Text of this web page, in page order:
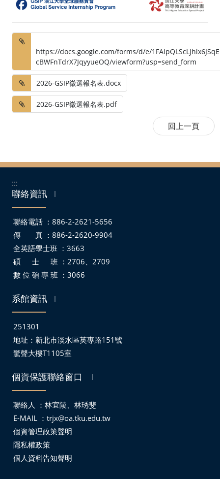
https://docs.google.com/forms/d/e/
cBWFnTdrX7JqyyueOQ/viewform?usp=send_form
2026-GSIP徵選報名表.docx
2026-GSIP徵選報名表.pdf
:::
聯絡資訊 ｜
聯絡電話 ：886-2-2621-5656
傳 真 ：886-2-2620-9904
全英語學士班 ：3663
碩 士 班 ：2706、2709
數 位 碩 專 班 ：3066
系館資訊 ｜
251301
地址： 新北市淡水區英專路151號
驚聲大樓T1105室
個資保護聯絡窗口 ｜
聯絡人 ：林宜陵、林琇斐
E-MAIL ： trjx@oa.tku.edu.tw
個資管理政策聲明
隱私權政策
個人資料告知聲明